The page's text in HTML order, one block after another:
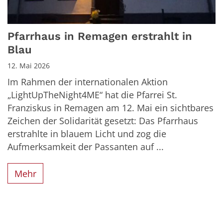
Pfarrhaus in Remagen erstrahlt in
Blau
12. Mai 2026
Im Rahmen der internationalen Aktion
„LightUpTheNight4ME“ hat die Pfarrei St.
Franziskus in Remagen am 12. Mai ein sichtbares
Zeichen der Solidarität gesetzt: Das Pfarrhaus
erstrahlte in blauem Licht und zog die
Aufmerksamkeit der Passanten auf ...
Mehr